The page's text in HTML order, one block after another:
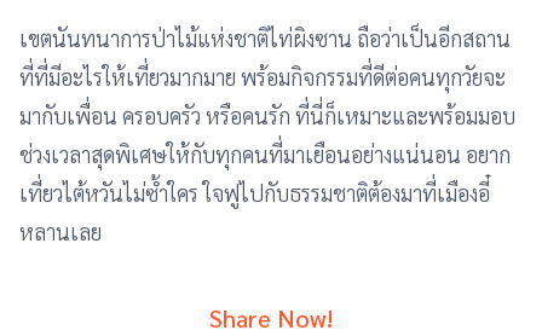
เขตนันทนาการป่าไม้แห่งชาติไท่ผิงซาน ถือว่าเป็นอีกสถาน
ที่ที่มีอะไรให้เที่ยวมากมาย พร้อมกิจกรรมที่ดีต่อคนทุกวัยจะ
มากับเพื่อน ครอบครัว หรือคนรัก ที่นี่ก็เหมาะและพร้อมมอบ
ช่วงเวลาสุดพิเศษให้กับทุกคนที่มาเยือนอย่างแน่นอน อยาก
เที่ยวไต้หวันไม่ซ้ำใคร ใจฟูไปกับธรรมชาติต้องมาที่เมืองอี๋
หลานเลย
Share Now!